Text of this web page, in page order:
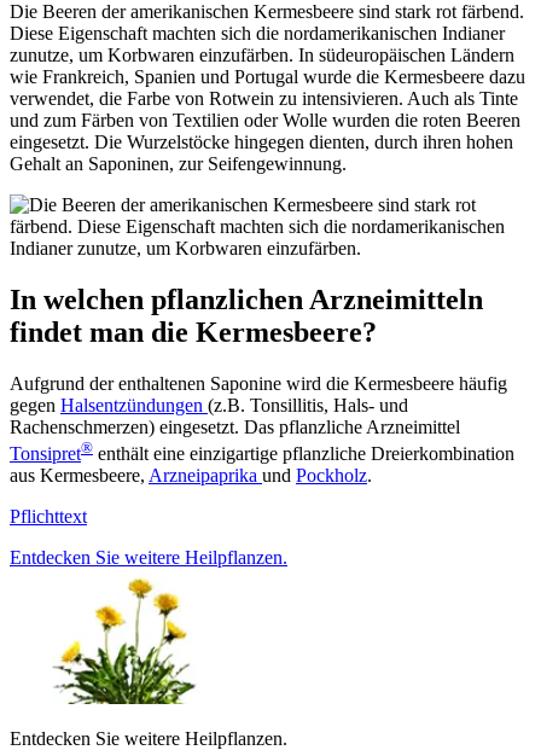
Die Beeren der amerikanischen Kermesbeere sind stark rot färbend.
Diese Eigenschaft machten sich die nordamerikanischen Indianer
zunutze, um Korbwaren einzufärben. In südeuropäischen Ländern
wie Frankreich, Spanien und Portugal wurde die Kermesbeere dazu
verwendet, die Farbe von Rotwein zu intensivieren. Auch als Tinte
und zum Färben von Textilien oder Wolle wurden die roten Beeren
eingesetzt. Die Wurzelstöcke hingegen dienten, durch ihren hohen
Gehalt an Saponinen, zur Seifengewinnung.
In welchen pflanzlichen Arzneimitteln
findet man die Kermesbeere?
Aufgrund der enthaltenen Saponine wird die Kermesbeere häufig
gegen Halsentzündungen (z.B. Tonsillitis, Hals- und
Rachenschmerzen) eingesetzt. Das pflanzliche Arzneimittel
Tonsipret® enthält eine einzigartige pflanzliche Dreierkombination
aus Kermesbeere, Arzneipaprika und Pockholz.
Pflichttext
Entdecken Sie weitere Heilpflanzen.
Entdecken Sie weitere Heilpflanzen.